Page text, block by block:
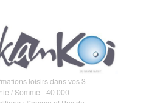
loisirs dans vos 3
/ Somme - 40 000